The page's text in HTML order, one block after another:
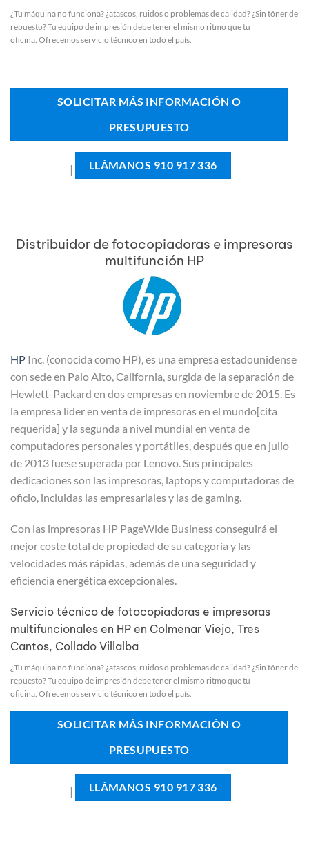
¿Tu máquina no funciona? ¿atascos, ruidos o problemas de calidad? ¿Sin tóner de
repuesto? Tu equipo de impresión debe tener el mismo ritmo que tu
oficina. Ofrecemos servicio técnico en todo el país.
SOLICITAR MÁS INFORMACIÓN O
PRESUPUESTO
| LLÁMANOS 910 917 336
Distribuidor de fotocopiadoras e impresoras
multifunción HP
HP Inc. (conocida como HP), es una empresa estadounidense
con sede en Palo Alto, California, surgida de la separación de
Hewlett-Packard en dos empresas en noviembre de 2015. Es
la empresa líder en venta de impresoras en el mundo[cita
requerida] y la segunda a nivel mundial en venta de
computadores personales y portátiles, después que en julio
de 2013 fuese superada por Lenovo. Sus principales
dedicaciones son las impresoras, laptops y computadoras de
oficio, incluidas las empresariales y las de gaming.
Con las impresoras HP PageWide Business conseguirá el
mejor coste total de propiedad de su categoría y las
velocidades más rápidas, además de una seguridad y
eficiencia energética excepcionales.
Servicio técnico de fotocopiadoras e impresoras
multifuncionales en HP en Colmenar Viejo, Tres
Cantos, Collado Villalba
¿Tu máquina no funciona? ¿atascos, ruidos o problemas de calidad? ¿Sin tóner de
repuesto? Tu equipo de impresión debe tener el mismo ritmo que tu
oficina. Ofrecemos servicio técnico en todo el país.
SOLICITAR MÁS INFORMACIÓN O
PRESUPUESTO
| LLÁMANOS 910 917 336